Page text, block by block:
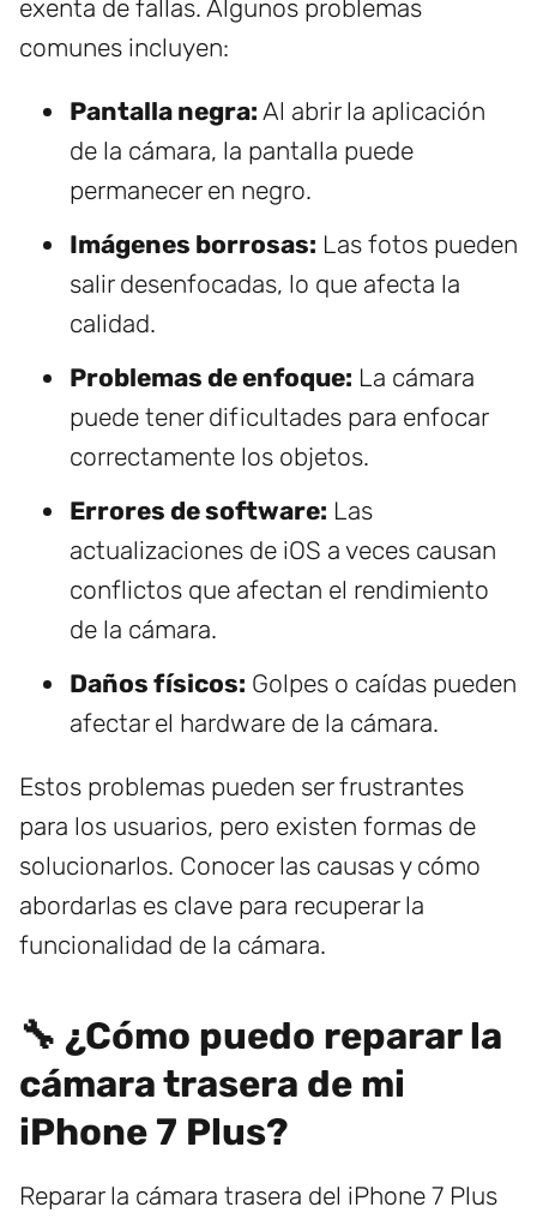
exenta de fallas. Algunos problemas
comunes incluyen:
Pantalla negra: Al abrir la aplicación
de la cámara, la pantalla puede
permanecer en negro.
Imágenes borrosas: Las fotos pueden
salir desenfocadas, lo que afecta la
calidad.
Problemas de enfoque: La cámara
puede tener dificultades para enfocar
correctamente los objetos.
Errores de software: Las
actualizaciones de iOS a veces causan
conflictos que afectan el rendimiento
de la cámara.
Daños físicos: Golpes o caídas pueden
afectar el hardware de la cámara.
Estos problemas pueden ser frustrantes
para los usuarios, pero existen formas de
solucionarlos. Conocer las causas y cómo
abordarlas es clave para recuperar la
funcionalidad de la cámara.
🔧 ¿Cómo puedo reparar la
cámara trasera de mi
iPhone 7 Plus?
Reparar la cámara trasera del iPhone 7 Plus